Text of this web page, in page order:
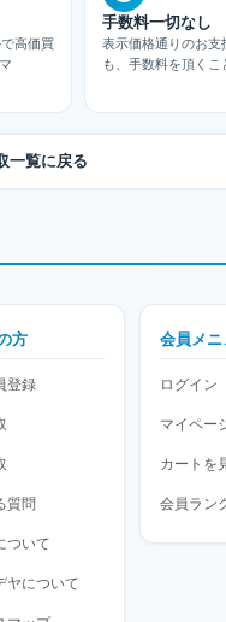
高価買
手数料一切なし
表示価格通りのお支
も、手数料を頂くこ
一覧に戻る
方
登録
質問
ついて
ヤについて
会員メニ
ログイン
マイペー
カートを
会員ラン